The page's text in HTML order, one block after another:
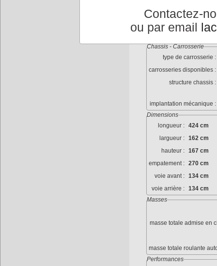
dimenssions roues :
jantes :
Chassis - Carrosserie
type de carrosserie :
carrosseries disponibles :
structure chassis :
implantation mécanique :
Dimensions
longueur : 424 cm
largueur : 162 cm
hauteur : 167 cm
empatement : 270 cm
voie avant : 134 cm
voie arrière : 134 cm
Masses
masse totale admise en
masse totale roulante
Performances
Contactez-
ou par email